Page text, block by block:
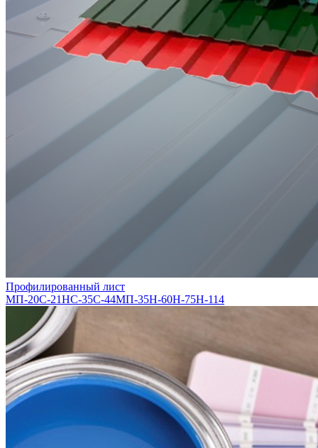
Профилированный лист
МП-20С-21НС-35С-44МП-35Н-60Н-75Н-114